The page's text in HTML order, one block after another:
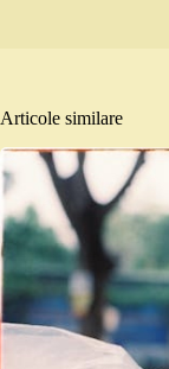
Articole similare